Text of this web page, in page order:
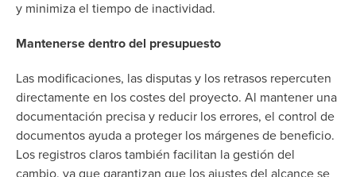
y minimiza el tiempo de inactividad.
Mantenerse dentro del presupuesto
Las modificaciones, las disputas y los retrasos repercuten
directamente en los costes del proyecto. Al mantener una
documentación precisa y reducir los errores, el control de
documentos ayuda a proteger los márgenes de beneficio.
Los registros claros también facilitan la gestión del
cambio, ya que garantizan que los ajustes del alcance se